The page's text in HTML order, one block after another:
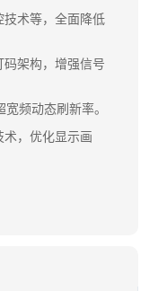
术等，全面降低
架构，增强信号
频动态刷新率。
，优化显示画